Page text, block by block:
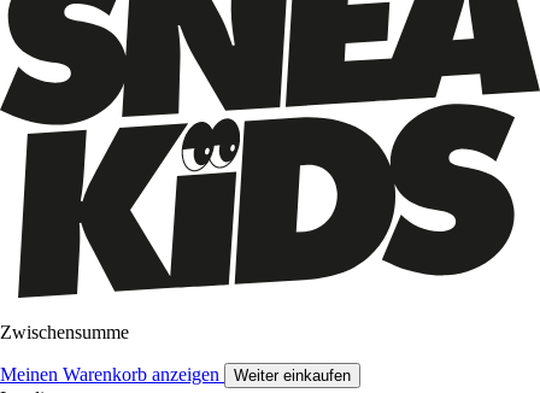
Zwischensumme
Meinen Warenkorb anzeigen Weiter einkaufen